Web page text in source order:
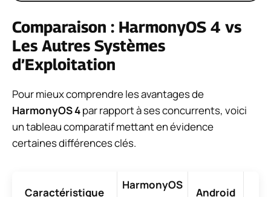
Comparaison : HarmonyOS 4 vs
Les Autres Systèmes
d’Exploitation
Pour mieux comprendre les avantages de
HarmonyOS 4par rapport à ses concurrents, voici
un tableau comparatif mettant en évidence
certaines différences clés.
Caractéristique
HarmonyOS
Android